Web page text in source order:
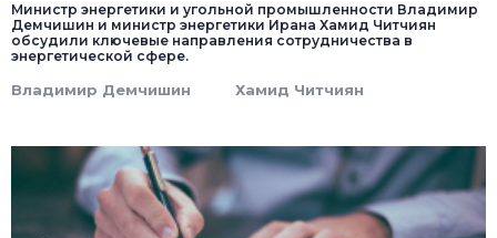
Министр энергетики и угольной промышленности Владимир
Демчишин и министр энергетики Ирана Хамид Читчиян
обсудили ключевые направления сотрудничества в
энергетической сфере.
Владимир Демчишин Хамид Читчиян